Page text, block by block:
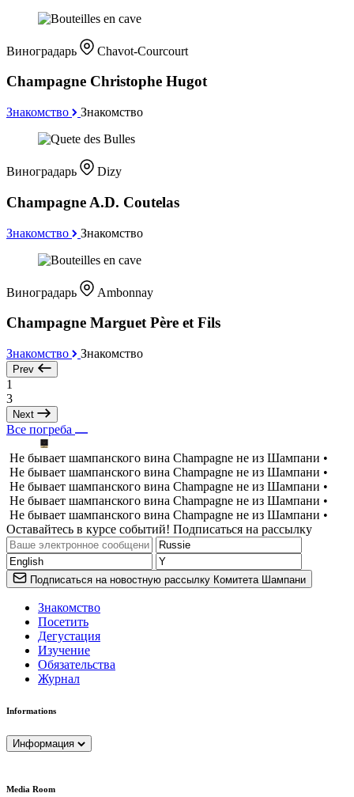
Виноградарь Chavot-Courcourt
Champagne Christophe Hugot
Знакомство Знакомство
Виноградарь Dizy
Champagne A.D. Coutelas
Знакомство Знакомство
Виноградарь Ambonnay
Champagne Marguet Père et Fils
Знакомство Знакомство
Prev
1
3
Next
Все погреба
Не бывает шампанского вина Champagne не из Шампани •
Не бывает шампанского вина Champagne не из Шампани •
Не бывает шампанского вина Champagne не из Шампани •
Не бывает шампанского вина Champagne не из Шампани •
Не бывает шампанского вина Champagne не из Шампани •
Оставайтесь в курсе событий! Подписаться на рассылку
Подписаться на новостную рассылку Комитета Шампани
Знакомство
Посетить
Дегустация
Изучение
Обязательства
Журнал
Informations
Информация
Media Room